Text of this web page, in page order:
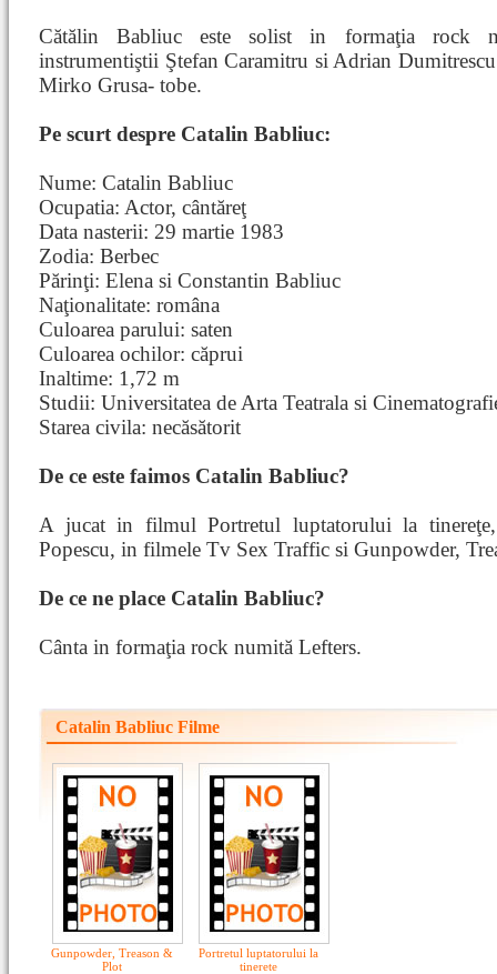
Cătălin Babliuc este solist in formaţia rock
instrumentiştii Ştefan Caramitru si Adrian
Mirko Grusa- tobe.
Pe scurt despre Catalin Babliuc:
Nume: Catalin Babliuc
Ocupatia: Actor, cântăreţ
Data nasterii: 29 martie 1983
Zodia: Berbec
Părinţi: Elena si Constantin Babliuc
Naţionalitate: româna
Culoarea parului: saten
Culoarea ochilor: căprui
Inaltime: 1,72 m
Studii: Universitatea de Arta Teatrala si
Starea civila: necăsătorit
De ce este faimos Catalin Babliuc?
A jucat in filmul Portretul luptatorului la
Popescu, in filmele Tv Sex Traffic si Gunpowder,
De ce ne place Catalin Babliuc?
Cânta in formaţia rock numită Lefters.
Catalin Babliuc Filme
Gunpowder, Treason &
Plot
Portretul luptatorului la
tinerete